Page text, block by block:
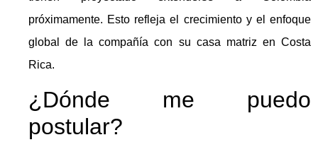
próximamente. Esto refleja el crecimiento y el enfoque
global de la compañía con su casa matriz en Costa
Rica.
¿Dónde me puedo
postular?